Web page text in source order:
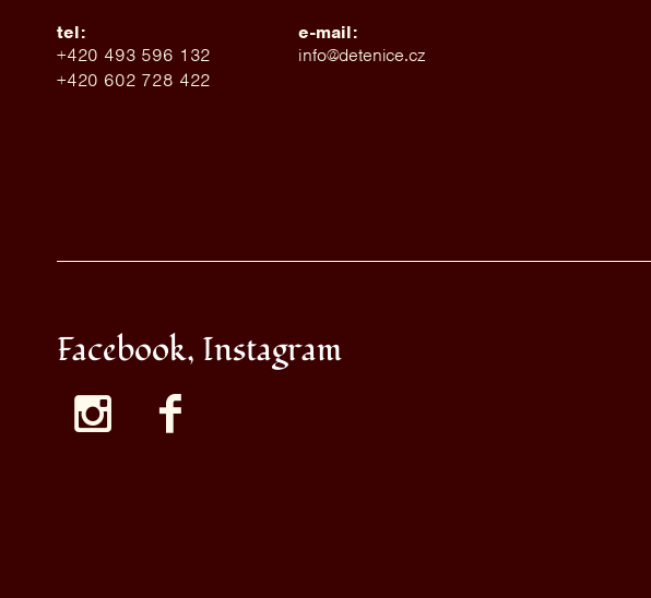
tel:
+420 493 596 132
+420 602 728 422
e-mail:
info@detenice.cz
Facebook, Instagram